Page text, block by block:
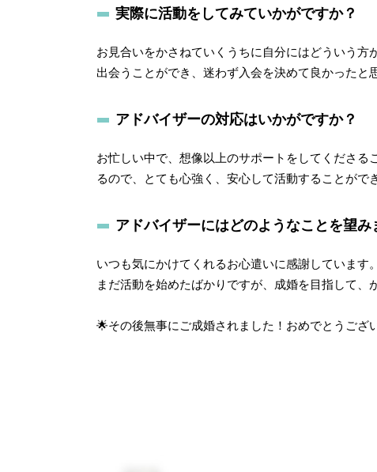
実際に活動をしてみていかがですか？
お見合いをかさねていくうちに自分にはどういう
出会うことができ、迷わず入会を決めて良かったと
アドバイザーの対応はいかがですか？
お忙しい中で、想像以上のサポートをしてくださ
るので、とても心強く、安心して活動することがで
アドバイザーにはどのようなことを望み
いつも気にかけてくれるお心遣いに感謝しています
まだ活動を始めたばかりですが、成婚を目指して、
🌟その後無事にご成婚されました！おめでとうござ